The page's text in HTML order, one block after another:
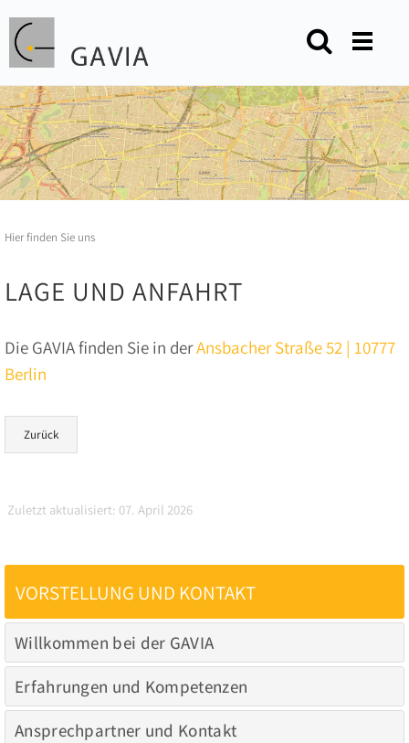
Hier finden Sie uns
LAGE UND ANFAHRT
Die GAVIA finden Sie in derAnsbacher Straße 52 | 10777
Berlin
Zuletzt aktualisiert: 07. April 2026
VORSTELLUNG UND KONTAKT
Willkommen bei der GAVIA
Erfahrungen und Kompetenzen
Ansprechpartner und Kontakt